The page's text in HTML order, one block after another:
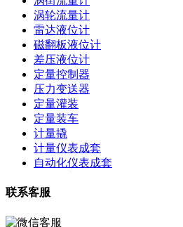
涡轮流量计
雷达液位计
磁翻板液位计
差压液位计
定量控制器
压力变送器
定量灌装
定量装车
计量撬
计量仪表成套
自动化仪表成套
联系客服